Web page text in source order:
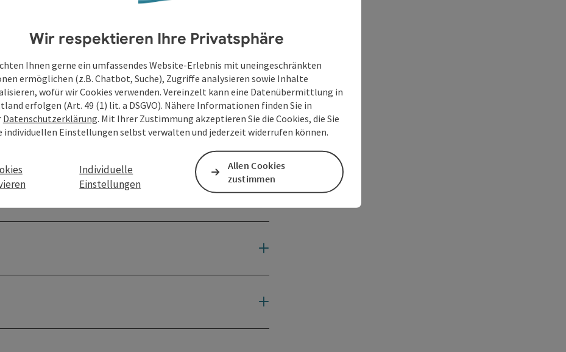
Wir respektieren Ihre Privatsphäre
Ihnen gerne ein umfassendes Website-Erlebnis mit uneingeschränkten
ermöglichen (z.B. Chatbot, Suche), Zugriffe analysieren sowie Inhalte
wofür wir Cookies verwenden. Vereinzelt kann eine Datenübermittlung in
erfolgen (Art. 49 (1) lit. a DSGVO). Nähere Informationen finden Sie in
Datenschutzerklärung. Mit Ihrer Zustimmung akzeptieren Sie die Cookies, die Sie
individuellen Einstellungen selbst verwalten und jederzeit widerrufen können.
Individuelle
Einstellungen
Allen Cookies
zustimmen